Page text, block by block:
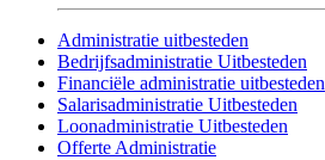
Administratie uitbesteden
Bedrijfsadministratie Uitbesteden
Financiële administratie uitbesteden
Salarisadministratie Uitbesteden
Loonadministratie Uitbesteden
Offerte Administratie